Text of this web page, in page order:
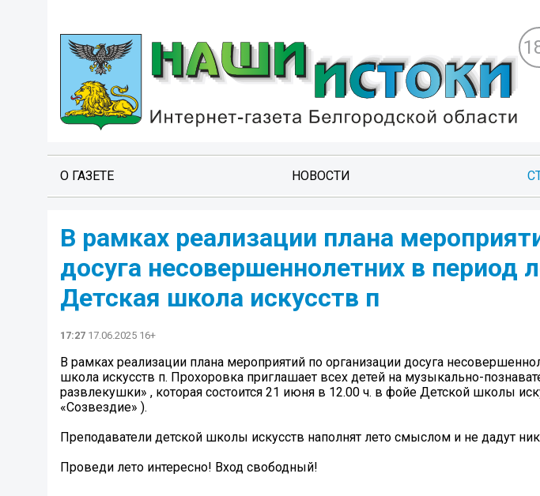
О ГАЗЕТЕ НОВОСТИ
В рамках реализации плана
досуга несовершеннолетних в период
Детская школа искусств п
17:27 17.06.2025 16+
В рамках реализации плана мероприятий по организации досуга
школа искусств п. Прохоровка приглашает всех детей на музыкально-
развлекушки» , которая состоится 21 июня в 12.00 ч. в фойе Детской школы
«Созвездие» ).
Преподаватели детской школы искусств наполнят лето смыслом и не дадут
Проведи лето интересно! Вход свободный!